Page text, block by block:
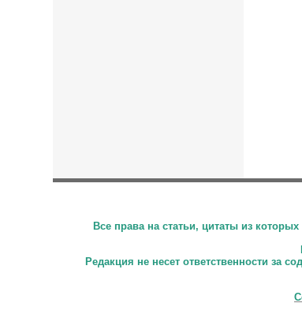
Все права на статьи, цитаты из
Редакция не несет ответственности за